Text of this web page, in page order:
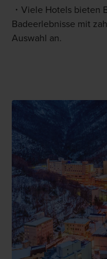
Viele Hotels bieten
Badeerlebnisse mit
Auswahl an.